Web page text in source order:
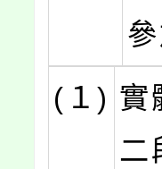
(１) 實
二